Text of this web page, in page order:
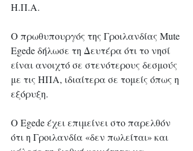
Η.Π.Α.
Ο πρωθυπουργός της Γροιλανδίας Mute
Egede δήλωσε τη Δευτέρα ότι το νησί
είναι ανοιχτό σε στενότερους δεσμούς
με τις ΗΠΑ, ιδιαίτερα σε τομείς όπως η
εξόρυξη.
Ο Egede έχει επιμείνει στο παρελθόν
ότι η Γροιλανδία «δεν πωλείται» και